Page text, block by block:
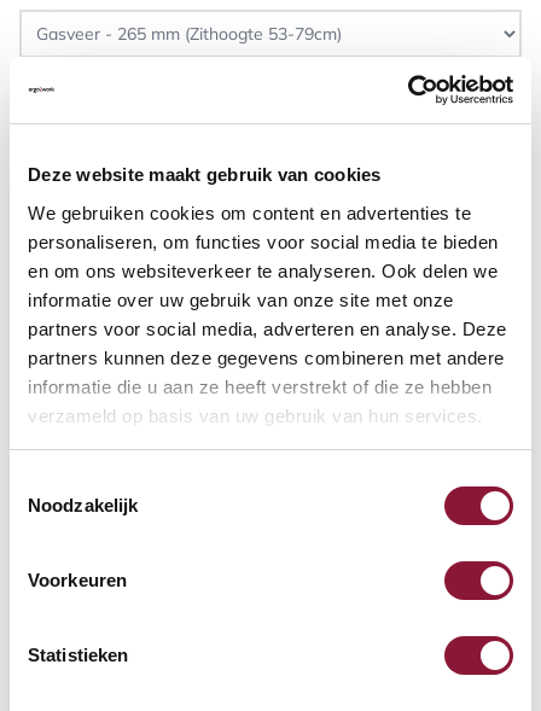
Deze website maakt gebruik van cookies
We gebruiken cookies om content en advertenties te
personaliseren, om functies voor social media te bieden
en om ons websiteverkeer te analyseren. Ook delen we
informatie over uw gebruik van onze site met onze
partners voor social media, adverteren en analyse. Deze
partners kunnen deze gegevens combineren met andere
informatie die u aan ze heeft verstrekt of die ze hebben
verzameld op basis van uw gebruik van hun services.
Noodzakelijk
Voorkeuren
Statistieken
VLOERCONTACT
VOETENRING ?
VOETENSTER IN GEPOLIJST ALUMINIUM ?
Aantal: